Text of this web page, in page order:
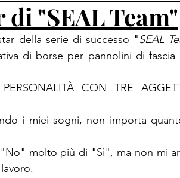
di "SEAL Team"
della serie di successo "SEAL
di borse per pannolini di fascia
CON TRE
i miei sogni, non importa
molto più di "Sì", ma non mi